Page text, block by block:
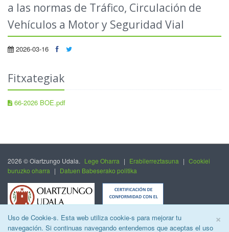
×
Uso de Cookie-s. Esta web utiliza cookie-s para mejorar tu
navegación. Si continuas navegando entendemos que aceptas el uso
a las normas de Tráfico, Circulación de
Vehículos a Motor y Seguridad Vial
2026-03-16
Fitxategiak
66-2026 BOE.pdf
2026 © Oiartzungo Udala. Lege Oharra | Erabilerreztasuna | Cookiei
buruzko oharra | Datuen Babeserako politika